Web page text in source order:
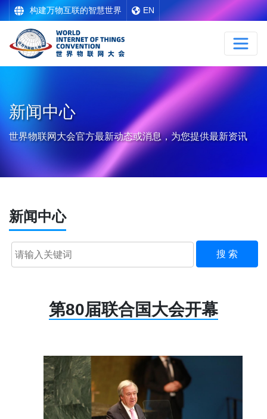
构建万物互联的智慧世界 EN
新闻中心
世界物联网大会官方最新动态或消息，为您提供最新资讯
新闻中心
搜 索
第80届联合国大会开幕